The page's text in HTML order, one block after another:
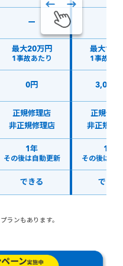
ー
最大20万円
1事故あたり
最大10
1事故あ
0円 3,000
正規修理店
非正規修理店
正規修理
非正規修
1年
その後は自動更新
1年
その後は自
できる できる
ランもあります。